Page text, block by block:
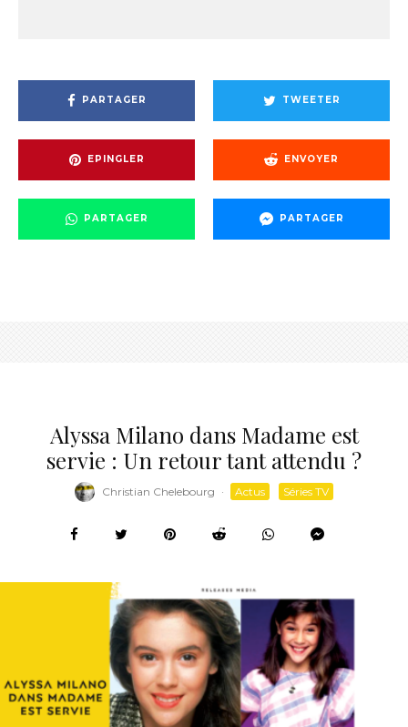
PARTAGER TWEETER
EPINGLER ENVOYER
PARTAGER PARTAGER
Alyssa Milano dans Madame est
servie : Un retour tant attendu ?
Christian Chelebourg · Actus Séries TV